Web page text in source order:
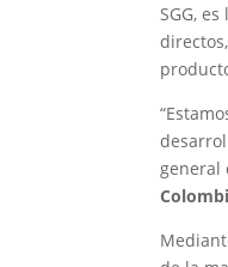
SGG,
general